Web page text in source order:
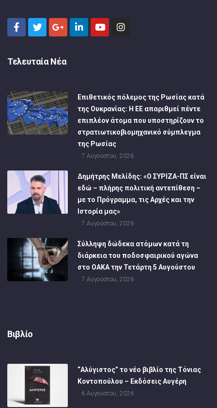
Τελευταία Νέα
Επιθετικός πόλεμος της Ρωσίας κατά
της Ουκρανίας: Η ΕΕ απαριθμεί πέντε
επιπλέον άτομα που υποστηρίζουν το
στρατιωτικοβιομηχανικό σύμπλεγμα
της Ρωσίας
7 Αυγούστου, 2026
Δημήτρης Μελίδης: «Ο ΣΥΡΙΖΑ-ΠΣ είναι
εδώ – πλήρης πολιτική αντεπίθεση –
με το Πρόγραμμα, τις Αρχές και την
Ιστορία μας»
7 Αυγούστου, 2026
Σύλληψη δώδεκα ατόμων κατά τη
διάρκεια του ποδοσφαιρικού αγώνα
στο ΟΑΚΑ την Τετάρτη 5 Αυγούστου
7 Αυγούστου, 2026
Βιβλίο
“Αλύγιστος” το νέο βιβλίο της Τόνιας
Κοντοπούλου – Εκδόσεις Αυγέρη
6 Αυγούστου, 2026